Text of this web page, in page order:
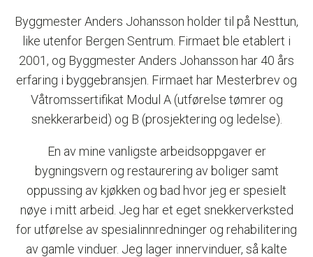
Byggmester Anders Johansson holder til på Nesttun,
like utenfor Bergen Sentrum. Firmaet ble etablert i
2001, og Byggmester Anders Johansson har 40 års
erfaring i byggebransjen. Firmaet har Mesterbrev og
Våtromssertifikat Modul A (utførelse tømrer og
snekkerarbeid) og B (prosjektering og ledelse).
En av mine vanligste arbeidsoppgaver er
bygningsvern og restaurering av boliger samt
oppussing av kjøkken og bad hvor jeg er spesielt
nøye i mitt arbeid. Jeg har et eget snekkerverksted
for utførelse av spesialinnredninger og rehabilitering
av gamle vinduer. Jeg lager innervinduer, så kalte